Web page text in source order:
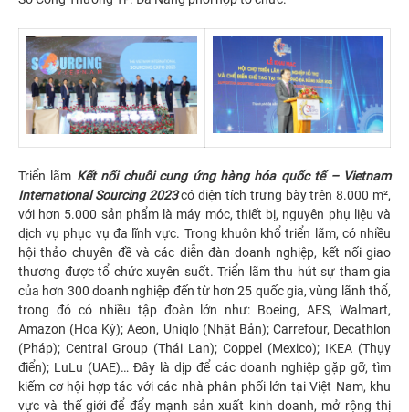
Triển lãm Kết nối chuỗi cung ứng hàng hóa quốc tế – Vietnam
International Sourcing 2023có diện tích trưng bày trên 8.000 m²,
với hơn 5.000 sản phẩm là máy móc, thiết bị, nguyên phụ liệu và
dịch vụ phục vụ đa lĩnh vực. Trong khuôn khổ triển lãm, có nhiều
hội thảo chuyên đề và các diễn đàn doanh nghiệp, kết nối giao
thương được tổ chức xuyên suốt. Triển lãm thu hút sự tham gia
của hơn 300 doanh nghiệp đến từ hơn 25 quốc gia, vùng lãnh thổ,
trong đó có nhiều tập đoàn lớn như: Boeing, AES, Walmart,
Amazon (Hoa Kỳ); Aeon, Uniqlo (Nhật Bản); Carrefour, Decathlon
(Pháp); Central Group (Thái Lan); Coppel (Mexico); IKEA (Thụy
điển); LuLu (UAE)… Đây là dịp để các doanh nghiệp gặp gỡ, tìm
kiếm cơ hội hợp tác với các nhà phân phối lớn tại Việt Nam, khu
vực và thế giới để đẩy mạnh sản xuất kinh doanh, mở rộng thị